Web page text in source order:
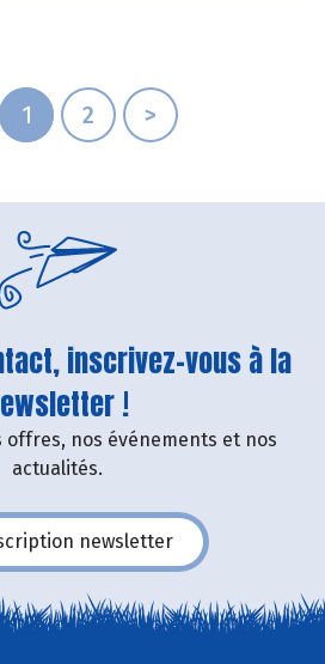
1 2 >
inscrivez-vous à la
!
offres, nos événements et nos
actualités.
newsletter